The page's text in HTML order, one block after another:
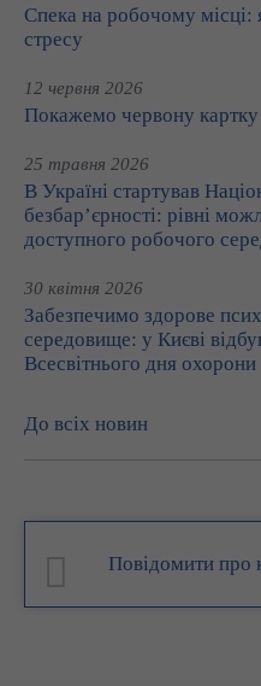
Спека на робочому місці:
стресу
12 червня 2026
Покажемо червону картку
25 травня 2026
В Україні стартував
безбар’єрності: рівні
доступного робочого
30 квітня 2026
Забезпечимо здорове
середовище: у Києві
Всесвітнього дня охорони
До всіх новин
Повідомити про